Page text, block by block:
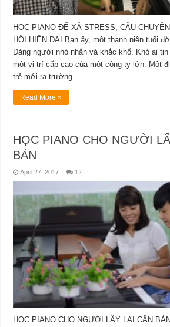
HỌC PIANO ĐỂ XẢ STRESS, CÂU
HỘI HIỆN ĐẠI Bạn ấy, một thanh niên tuổi
Dáng người nhỏ nhắn và khắc khổ. Khó ai
một vị trí cấp cao của một công ty lớn. Một
trẻ mới ra trường …
Read More »
HỌC PIANO CHO NGƯỜI
BẢN
April 27, 2017 12
HỌC PIANO CHO NGƯỜI LẤY LẠI CĂN